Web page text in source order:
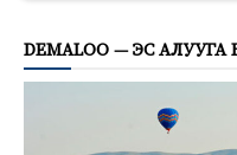
DEMALOO — ЭС